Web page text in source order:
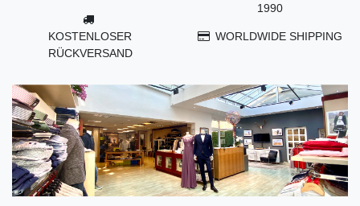
KOSTENLOSER
RÜCKVERSAND
1990
WORLDWIDE SHIPPING